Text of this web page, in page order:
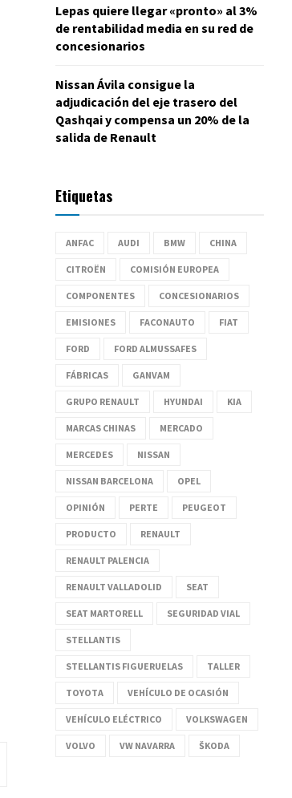
Lepas quiere llegar «pronto» al 3%
de rentabilidad media en su red de
concesionarios
Nissan Ávila consigue la
adjudicación del eje trasero del
Qashqai y compensa un 20% de la
salida de Renault
Etiquetas
ANFAC AUDI BMW CHINA
CITROËN COMISIÓN EUROPEA
COMPONENTES CONCESIONARIOS
EMISIONES FACONAUTO FIAT
FORD FORD ALMUSSAFES
FÁBRICAS GANVAM
GRUPO RENAULT HYUNDAI KIA
MARCAS CHINAS MERCADO
MERCEDES NISSAN
NISSAN BARCELONA OPEL
OPINIÓN PERTE PEUGEOT
PRODUCTO RENAULT
RENAULT PALENCIA
RENAULT VALLADOLID SEAT
SEAT MARTORELL SEGURIDAD VIAL
STELLANTIS
STELLANTIS FIGUERUELAS TALLER
TOYOTA VEHÍCULO DE OCASIÓN
VEHÍCULO ELÉCTRICO VOLKSWAGEN
VOLVO VW NAVARRA ŠKODA